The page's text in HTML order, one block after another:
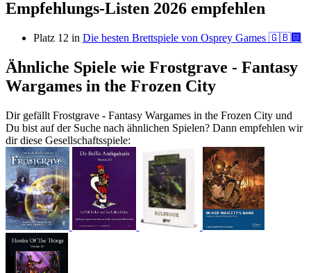
Empfehlungs-Listen 2026 empfehlen
Platz 12 in Die besten Brettspiele von Osprey Games 🇬🇧🏢
Ähnliche Spiele wie Frostgrave - Fantasy
Wargames in the Frozen City
Dir gefällt Frostgrave - Fantasy Wargames in the Frozen City und
Du bist auf der Suche nach ähnlichen Spielen? Dann empfehlen wir
dir diese Gesellschaftsspiele: